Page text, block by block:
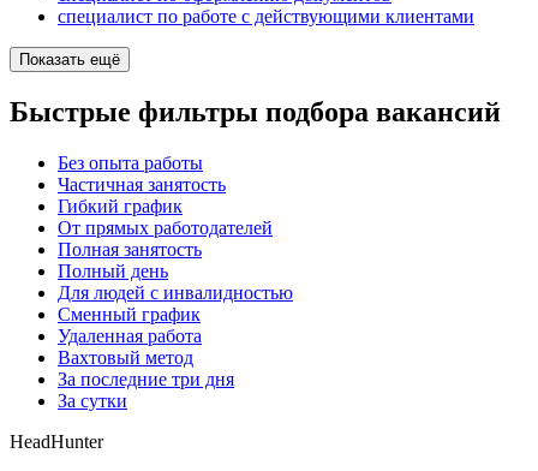
специалист по работе с действующими клиентами
Показать ещё
Быстрые фильтры подбора вакансий
Без опыта работы
Частичная занятость
Гибкий график
От прямых работодателей
Полная занятость
Полный день
Для людей с инвалидностью
Сменный график
Удаленная работа
Вахтовый метод
За последние три дня
За сутки
HeadHunter